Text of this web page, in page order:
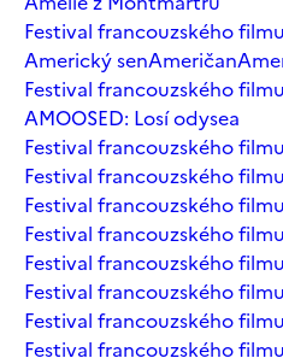
Festival francouzského
Americký senAmeričan
Festival francouzského
AMOOSED: Losí odysea
Festival francouzského
Festival francouzského
Festival francouzského
Festival francouzského
Festival francouzského
Festival francouzského
Festival francouzského
Festival francouzského